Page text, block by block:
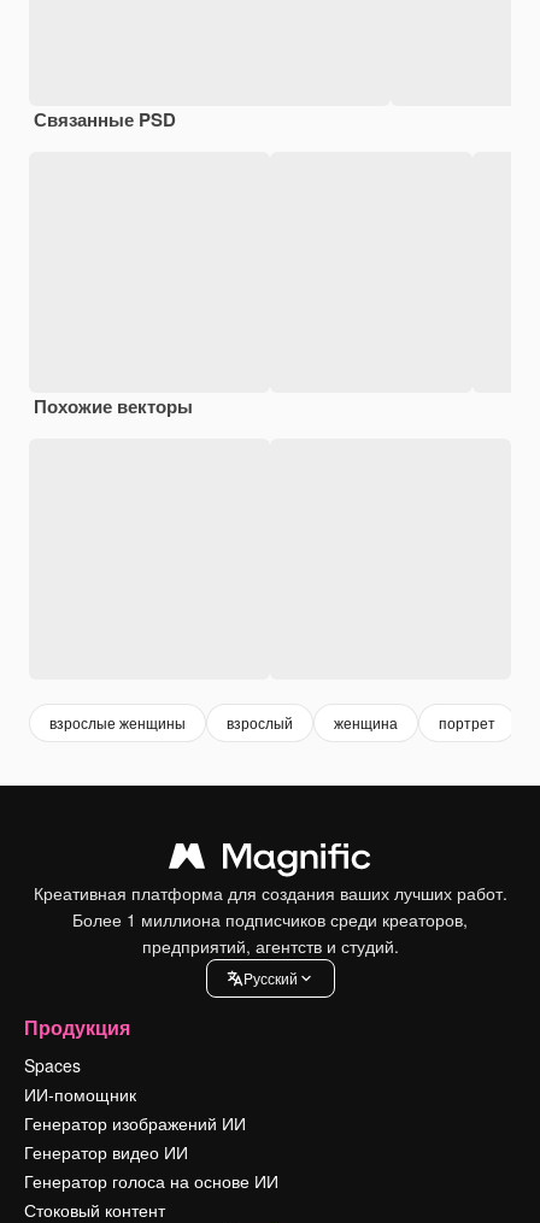
Связанные PSD
Похожие векторы
взрослые женщины взрослый женщина портрет
Креативная платформа для создания ваших лучших работ.
Более 1 миллиона подписчиков среди креаторов,
предприятий, агентств и студий.
Pусский
Продукция
Spaces
ИИ-помощник
Генератор изображений ИИ
Генератор видео ИИ
Генератор голоса на основе ИИ
Стоковый контент